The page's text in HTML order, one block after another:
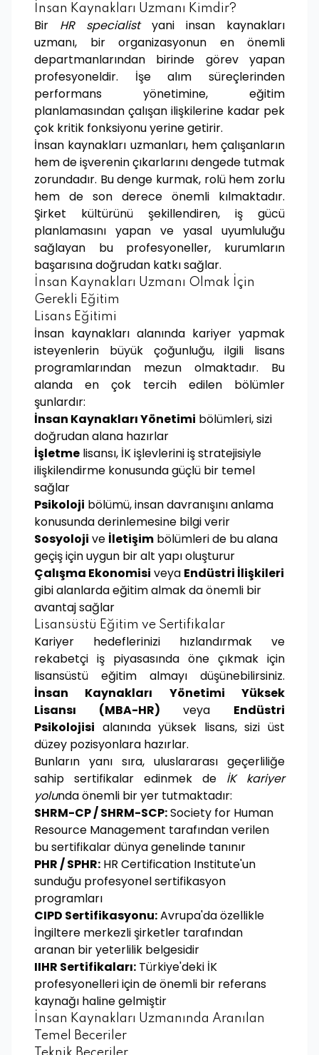
İnsan Kaynakları Uzmanı Kimdir?
Bir HR specialistyani insan kaynakları
uzmanı, bir organizasyonun en önemli
departmanlarından birinde görev yapan
profesyoneldir. İşe alım süreçlerinden
performans yönetimine, eğitim
planlamasından çalışan ilişkilerine kadar pek
çok kritik fonksiyonu yerine getirir.
İnsan kaynakları uzmanları, hem çalışanların
hem de işverenin çıkarlarını dengede tutmak
zorundadır. Bu denge kurmak, rolü hem zorlu
hem de son derece önemli kılmaktadır.
Şirket kültürünü şekillendiren, iş gücü
planlamasını yapan ve yasal uyumluluğu
sağlayan bu profesyoneller, kurumların
başarısına doğrudan katkı sağlar.
İnsan Kaynakları Uzmanı Olmak İçin
Gerekli Eğitim
Lisans Eğitimi
İnsan kaynakları alanında kariyer yapmak
isteyenlerin büyük çoğunluğu, ilgili lisans
programlarından mezun olmaktadır. Bu
alanda en çok tercih edilen bölümler
şunlardır:
İnsan Kaynakları Yönetimi bölümleri, sizi
doğrudan alana hazırlar
İşletme lisansı, İK işlevlerini iş stratejisiyle
ilişkilendirme konusunda güçlü bir temel
sağlar
Psikoloji bölümü, insan davranışını anlama
konusunda derinlemesine bilgi verir
Sosyoloji ve İletişim bölümleri de bu alana
geçiş için uygun bir alt yapı oluşturur
Çalışma Ekonomisi veya Endüstri İlişkileri
gibi alanlarda eğitim almak da önemli bir
avantaj sağlar
Lisansüstü Eğitim ve Sertifikalar
Kariyer hedeflerinizi hızlandırmak ve
rekabetçi iş piyasasında öne çıkmak için
lisansüstü eğitim almayı düşünebilirsiniz.
İnsan Kaynakları Yönetimi Yüksek
Lisansı (MBA-HR) veya Endüstri
Psikolojisi alanında yüksek lisans, sizi üst
düzey pozisyonlara hazırlar.
Bunların yanı sıra, uluslararası geçerliliğe
sahip sertifikalar edinmek de İK kariyer
yolunda önemli bir yer tutmaktadır:
SHRM-CP / SHRM-SCP:Society for Human
Resource Management tarafından verilen
bu sertifikalar dünya genelinde tanınır
PHR / SPHR: HR Certification Institute'un
sunduğu profesyonel sertifikasyon
programları
CIPD Sertifikasyonu:Avrupa'da özellikle
İngiltere merkezli şirketler tarafından
aranan bir yeterlilik belgesidir
IIHR Sertifikaları: Türkiye'deki İK
profesyonelleri için de önemli bir referans
kaynağı haline gelmiştir
İnsan Kaynakları Uzmanında Aranılan
Temel Beceriler